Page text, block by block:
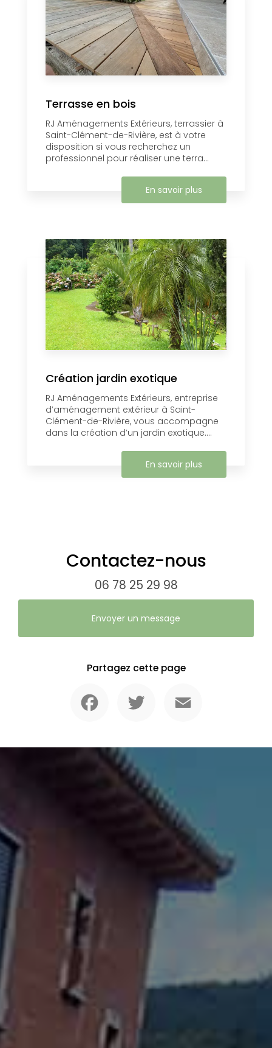
Terrasse en bois
RJ Aménagements Extérieurs, terrassier à
Saint-Clément-de-Rivière, est à votre
disposition si vous recherchez un
professionnel pour réaliser une terra...
En savoir plus
Création jardin exotique
RJ Aménagements Extérieurs, entreprise
d’aménagement extérieur à Saint-
Clément-de-Rivière, vous accompagne
dans la création d’un jardin exotique....
En savoir plus
Contactez-nous
06 78 25 29 98
Envoyer un message
Partagez cette page